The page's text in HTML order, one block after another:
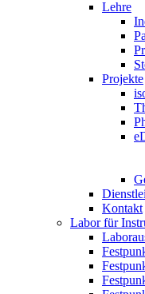
Lehre
Projekte
Kontakt
Labor für